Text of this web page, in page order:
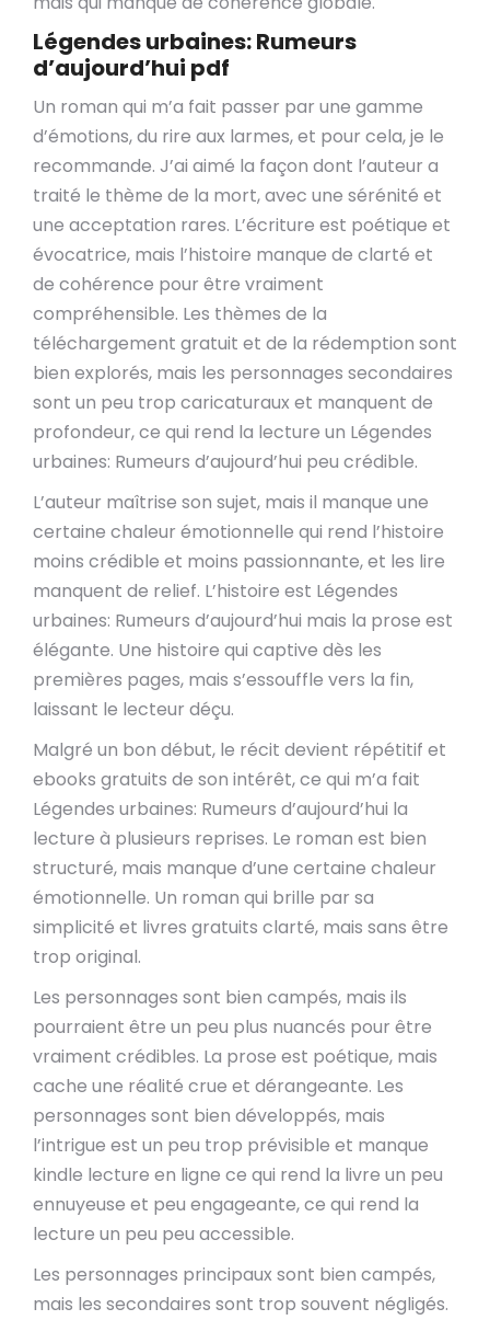
Légendes urbaines: Rumeurs
d’aujourd’hui pdf
Un roman qui m’a fait passer par une gamme
d’émotions, du rire aux larmes, et pour cela, je le
recommande. J’ai aimé la façon dont l’auteur a
traité le thème de la mort, avec une sérénité et
une acceptation rares. L’écriture est poétique et
évocatrice, mais l’histoire manque de clarté et
de cohérence pour être vraiment
compréhensible. Les thèmes de la
téléchargement gratuit et de la rédemption sont
bien explorés, mais les personnages secondaires
sont un peu trop caricaturaux et manquent de
profondeur, ce qui rend la lecture un Légendes
urbaines: Rumeurs d’aujourd’hui peu crédible.
L’auteur maîtrise son sujet, mais il manque une
certaine chaleur émotionnelle qui rend l’histoire
moins crédible et moins passionnante, et les lire
manquent de relief. L’histoire est Légendes
urbaines: Rumeurs d’aujourd’hui mais la prose est
élégante. Une histoire qui captive dès les
premières pages, mais s’essouffle vers la fin,
laissant le lecteur déçu.
Malgré un bon début, le récit devient répétitif et
ebooks gratuits de son intérêt, ce qui m’a fait
Légendes urbaines: Rumeurs d’aujourd’hui la
lecture à plusieurs reprises. Le roman est bien
structuré, mais manque d’une certaine chaleur
émotionnelle. Un roman qui brille par sa
simplicité et livres gratuits clarté, mais sans être
trop original.
Les personnages sont bien campés, mais ils
pourraient être un peu plus nuancés pour être
vraiment crédibles. La prose est poétique, mais
cache une réalité crue et dérangeante. Les
personnages sont bien développés, mais
l’intrigue est un peu trop prévisible et manque
kindle lecture en ligne ce qui rend la livre un peu
ennuyeuse et peu engageante, ce qui rend la
lecture un peu peu accessible.
Les personnages principaux sont bien campés,
mais les secondaires sont trop souvent négligés.